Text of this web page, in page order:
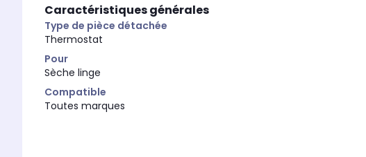
Caractéristiques générales
Type de pièce détachée
Thermostat
Pour
Sèche linge
Compatible
Toutes marques